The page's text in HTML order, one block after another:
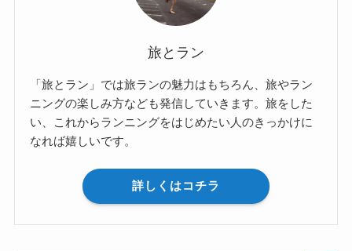
旅とラン
「旅とラン」では旅ランの魅力はもちろん、旅やラン
ニングの楽しみ方なども発信していきます。旅をした
い、これからランニングをはじめたい人のきっかけに
なれば嬉しいです。
詳しくはコチラ